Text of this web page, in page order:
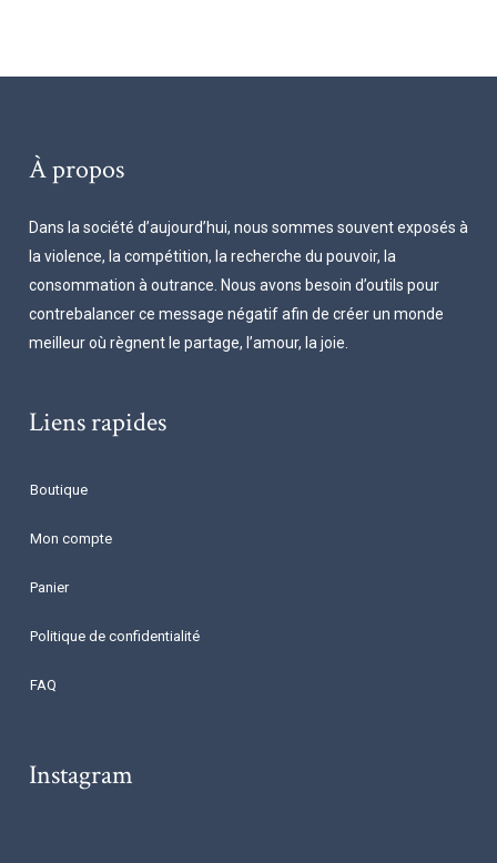
À propos
Dans la société d’aujourd’hui, nous sommes souvent exposés à
la violence, la compétition, la recherche du pouvoir, la
consommation à outrance. Nous avons besoin d’outils pour
contrebalancer ce message négatif afin de créer un monde
meilleur où règnent le partage, l’amour, la joie.
Liens rapides
Boutique
Mon compte
Panier
Politique de confidentialité
FAQ
Instagram